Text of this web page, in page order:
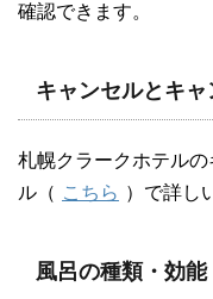
確認できます。
キャンセルとキ
札幌クラークホテル
ル（ こちら ）で詳し
風呂の種類・効能